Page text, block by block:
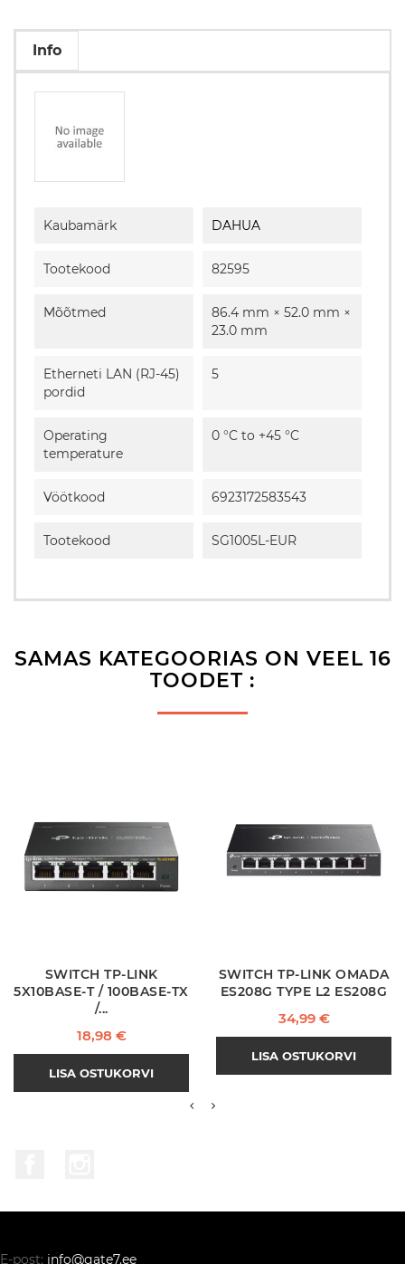
Info
Kaubamärk DAHUA
Tootekood 82595
Mõõtmed
86.4 mm × 52.0 mm ×
23.0 mm
Etherneti LAN (RJ-45)
pordid
5
Operating
temperature
0 °C to +45 °C
Vöötkood 6923172583543
Tootekood SG1005L-EUR
SAMAS KATEGOORIAS ON VEEL 16
TOODET :
SWITCH TP-LINK
5X10BASE-T / 100BASE-TX
/...
Hind
18,98 €
LISA OSTUKORVI
SWITCH TP-LINK OMADA
ES208G TYPE L2 ES208G
Hind
34,99 €
LISA OSTUKORVI
E-post: info@gate7.ee